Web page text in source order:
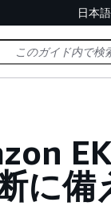
日本語
に備